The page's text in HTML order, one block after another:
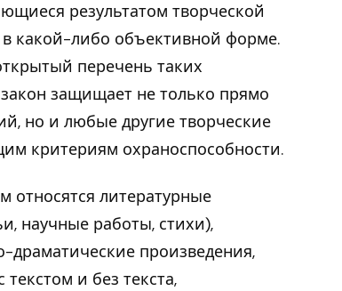
результатом творческой
какой-либо объективной форме.
перечень таких
защищает не только прямо
но и любые другие творческие
критериям охраноспособности.
относятся литературные
научные работы, стихи),
драматические произведения,
и без текста,